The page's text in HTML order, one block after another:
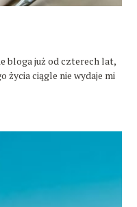
bloga już od czterech lat,
życia ciągle nie wydaje mi